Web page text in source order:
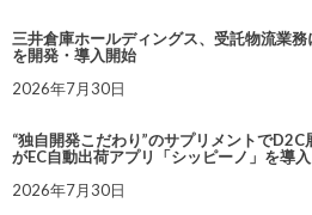
三井倉庫ホールディングス、受託物流業務
を開発・導入開始
2026年7月30日
“独自開発こだわり”のサプリメントでD2C
がEC自動出荷アプリ「シッピーノ」を導入
2026年7月30日